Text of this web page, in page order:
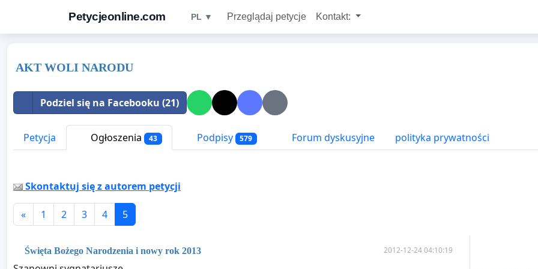
Petycjeonline.com PL ▼ Przeglądaj petycje Kontakt:
AKT WOLI NARODU
Podziel się na Facebooku (21)
Petycja Ogłoszenia 43 Podpisy 579 Forum dyskusyjne polityka prywatności
Skontaktuj się z autorem petycji
« 1 2 3 4 5
Święta Bożego Narodzenia i nowy rok 2013 2012-12-24 04:10:19